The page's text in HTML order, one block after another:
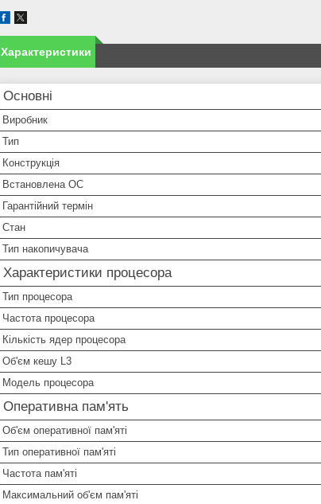
Характеристики
Основні
Виробник
Тип
Конструкція
Встановлена ОС
Гарантійний термін
Стан
Тип накопичувача
Характеристики процесора
Тип процесора
Частота процесора
Кількість ядер процесора
Об'єм кешу L3
Модель процесора
Оперативна пам'ять
Об'єм оперативної пам'яті
Тип оперативної пам'яті
Частота пам'яті
Максимальний об'єм пам'яті